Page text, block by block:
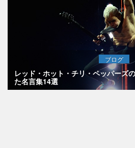
ブログ
レッド・ホット・チリ・ペッパーズ
た名言集14選